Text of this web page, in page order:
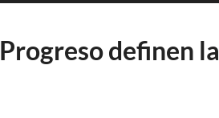
definen la